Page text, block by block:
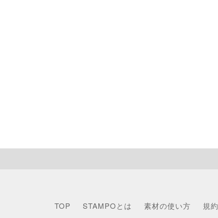
TOP STAMPOとは 素材の使い方 規約